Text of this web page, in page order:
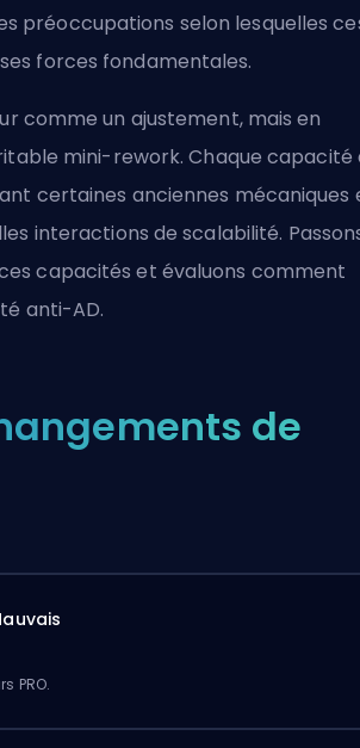
préoccupations selon lesquelles
forces fondamentales.
comme un ajustement, mais en
mini-rework. Chaque capacité
certaines anciennes mécaniques
interactions de scalabilité.
capacités et évaluons comment
anti-AD.
de
PRO.